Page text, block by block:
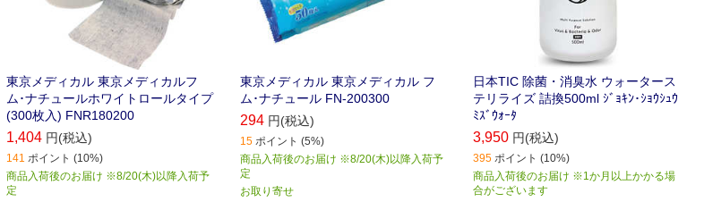
東京メディカル 東京メディカルフ
ム･ナチュールホワイトロールタイプ
(300枚入) FNR180200
1,404 円(税込)
141 ポイント (10%)
商品入荷後のお届け ※8/20(木)以降入荷予
定
東京メディカル 東京メディカル フ
ム･ナチュール FN-200300
294 円(税込)
15 ポイント (5%)
商品入荷後のお届け ※8/20(木)以降入荷予
定
お取り寄せ
日本TIC 除菌・消臭水 ウォータース
テリライズ 詰換500ml ｼﾞｮｷﾝ･ｼｮｳｼｭｳ
ﾐｽﾞｳｫｰﾀ
3,950 円(税込)
395 ポイント (10%)
商品入荷後のお届け ※1か月以上かかる場
合がございます